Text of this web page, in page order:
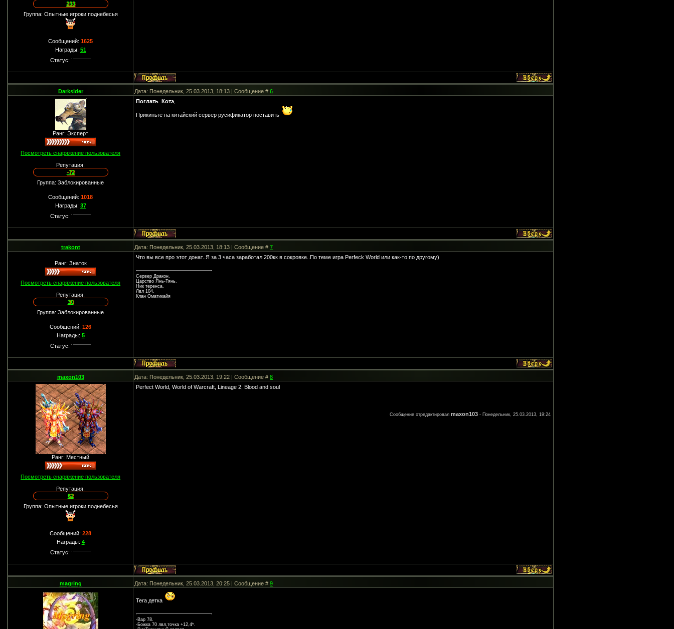
233
Группа: Опытные игроки поднебесья
Сообщений:1625
Награды: 51
Статус:
Darksider Дата: Понедельник, 25.03.2013, 18:13 | Сообщение #6
Ранг: Эксперт
Посмотреть снаряжение пользователя
Репутация:
-72
Группа: Заблокированные
Сообщений:1018
Награды: 37
Статус:
Поглать_Котэ
Прикиньте на китайский сервер русификатор поставить
trakont Дата: Понедельник, 25.03.2013, 18:13 | Сообщение #7
Ранг: Знаток
Посмотреть снаряжение пользователя
Репутация:
30
Группа: Заблокированные
Сообщений:126
Награды: 5
Статус:
Что вы все про этот донат..Я за 3 часа заработал 200кк в сокровке..По теме игра Perfeck World или как-то по другому)
Сервер Дракон.
Царство Янь-Тянь.
Ник теренса.
Лвл 104.
Клан Оматикайя
maxon103 Дата: Понедельник, 25.03.2013, 19:22 | Сообщение #8
Ранг: Местный
Посмотреть снаряжение пользователя
Репутация:
62
Группа: Опытные игроки поднебесья
Сообщений:228
Награды: 4
Статус:
Perfect World, World of Warcraft, Lineage 2, Blood and soul
Сообщение отредактировалmaxon103 - Понедельник, 25.03.2013, 19:24
magring Дата: Понедельник, 25.03.2013, 20:25 | Сообщение #9
Tera детка
-Вар 78.
-Божка 70 лвл,точка +12,4*.